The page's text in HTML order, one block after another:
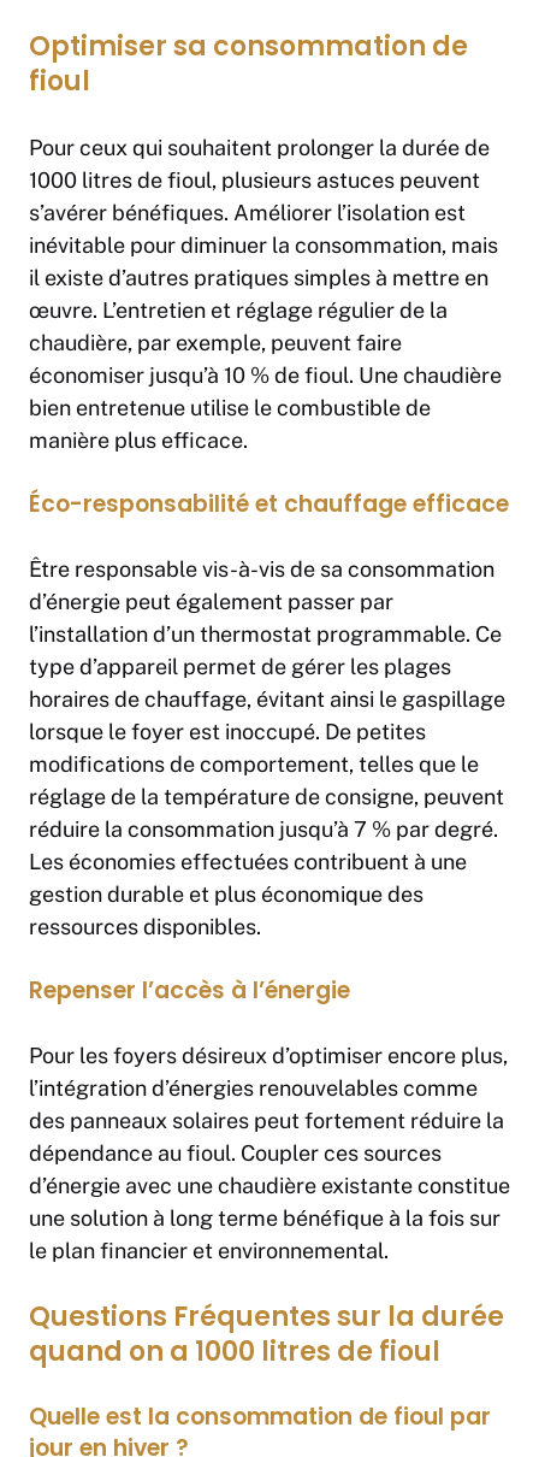
Optimiser sa consommation de
fioul
Pour ceux qui souhaitent prolonger la durée de
1000 litres de fioul, plusieurs astuces peuvent
s’avérer bénéfiques. Améliorer l’isolation est
inévitable pour diminuer la consommation, mais
il existe d’autres pratiques simples à mettre en
œuvre. L’entretien et réglage régulier de la
chaudière, par exemple, peuvent faire
économiser jusqu’à 10 % de fioul. Une chaudière
bien entretenue utilise le combustible de
manière plus efficace.
Éco-responsabilité et chauffage efficace
Être responsable vis-à-vis de sa consommation
d’énergie peut également passer par
l’installation d’un thermostat programmable. Ce
type d’appareil permet de gérer les plages
horaires de chauffage, évitant ainsi le gaspillage
lorsque le foyer est inoccupé. De petites
modifications de comportement, telles que le
réglage de la température de consigne, peuvent
réduire la consommation jusqu’à 7 % par degré.
Les économies effectuées contribuent à une
gestion durable et plus économique des
ressources disponibles.
Repenser l’accès à l’énergie
Pour les foyers désireux d’optimiser encore plus,
l’intégration d’énergies renouvelables comme
des panneaux solaires peut fortement réduire la
dépendance au fioul. Coupler ces sources
d’énergie avec une chaudière existante constitue
une solution à long terme bénéfique à la fois sur
le plan financier et environnemental.
Questions Fréquentes sur la durée
quand on a 1000 litres de fioul
Quelle est la consommation de fioul par
jour en hiver ?